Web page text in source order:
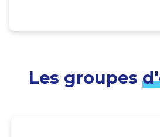
Les groupes